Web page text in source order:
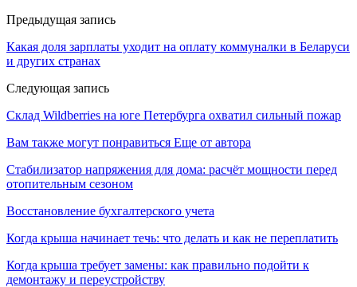
Предыдущая запись
Какая доля зарплаты уходит на оплату коммуналки в Беларуси
и других странах
Следующая запись
Склад Wildberries на юге Петербурга охватил сильный пожар
Вам также могут понравиться Еще от автора
Стабилизатор напряжения для дома: расчёт мощности перед
отопительным сезоном
Восстановление бухгалтерского учета
Когда крыша начинает течь: что делать и как не переплатить
Когда крыша требует замены: как правильно подойти к
демонтажу и переустройству